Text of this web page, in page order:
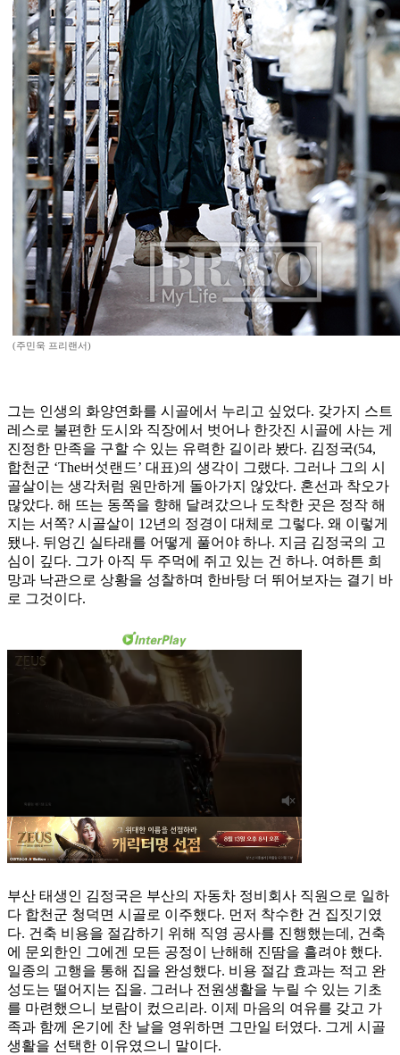
(주민욱 프리랜서)
그는 인생의 화양연화를 시골에서 누리고 싶었다. 갖가지 스트
레스로 불편한 도시와 직장에서 벗어나 한갓진 시골에 사는 게
진정한 만족을 구할 수 있는 유력한 길이라 봤다. 김정국(54,
합천군 ‘The버섯랜드’ 대표)의 생각이 그랬다. 그러나 그의 시
골살이는 생각처럼 원만하게 돌아가지 않았다. 혼선과 착오가
많았다. 해 뜨는 동쪽을 향해 달려갔으나 도착한 곳은 정작 해
지는 서쪽? 시골살이 12년의 정경이 대체로 그렇다. 왜 이렇게
됐나. 뒤엉긴 실타래를 어떻게 풀어야 하나. 지금 김정국의 고
심이 깊다. 그가 아직 두 주먹에 쥐고 있는 건 하나. 여하튼 희
망과 낙관으로 상황을 성찰하며 한바탕 더 뛰어보자는 결기 바
로 그것이다.
부산 태생인 김정국은 부산의 자동차 정비회사 직원으로 일하
다 합천군 청덕면 시골로 이주했다. 먼저 착수한 건 집짓기였
다. 건축 비용을 절감하기 위해 직영 공사를 진행했는데, 건축
에 문외한인 그에겐 모든 공정이 난해해 진땀을 흘려야 했다.
일종의 고행을 통해 집을 완성했다. 비용 절감 효과는 적고 완
성도는 떨어지는 집을. 그러나 전원생활을 누릴 수 있는 기초
를 마련했으니 보람이 컸으리라. 이제 마음의 여유를 갖고 가
족과 함께 온기에 찬 날을 영위하면 그만일 터였다. 그게 시골
생활을 선택한 이유였으니 말이다.